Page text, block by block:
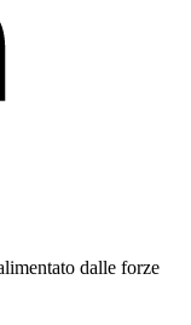
dalle forze